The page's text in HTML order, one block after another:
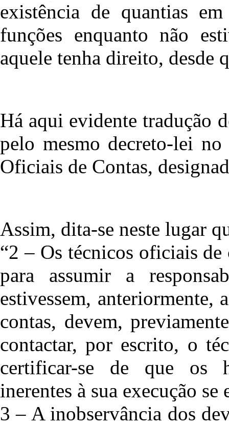
existência de quantias
funções enquanto não
aquele tenha direito, desde
Há aqui evidente tradução
pelo mesmo decreto-lei
Oficiais de Contas,
Assim, dita-se neste lugar
“2 – Os técnicos oficiais de
para assumir a
estivessem,
contas, devem,
contactar, por escrito, o
certificar-se de que os
inerentes à sua execução se
3 – A inobservância dos